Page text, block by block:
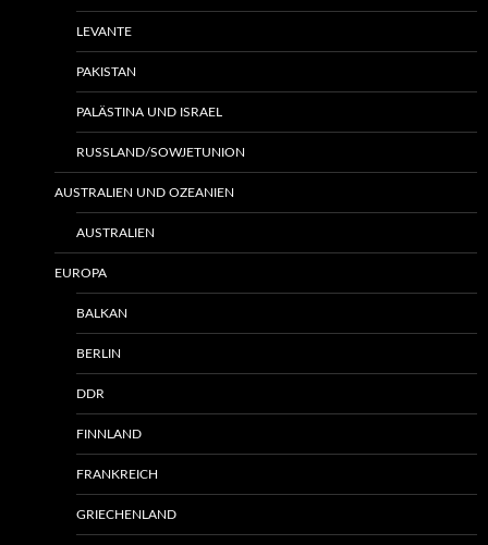
LEVANTE
PAKISTAN
PALÄSTINA UND ISRAEL
RUSSLAND/SOWJETUNION
AUSTRALIEN UND OZEANIEN
AUSTRALIEN
EUROPA
BALKAN
BERLIN
DDR
FINNLAND
FRANKREICH
GRIECHENLAND